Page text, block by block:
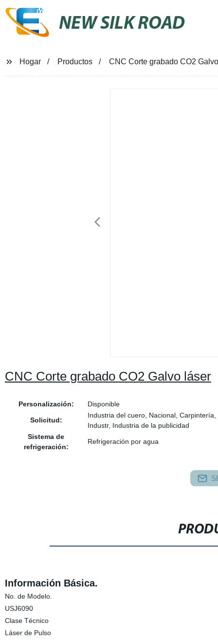
NEW SILK ROAD
Hogar Productos CNC Corte grabado CO2
CNC Corte grabado CO2 Galvo láser
Personalización: Disponible
Solicitud:
Industria del cuero, Nacional,
Industr, Industria de la publicidad
Sistema de
refrigeración:
Refrigeración por agua
Información Básica.
No. de Modelo.
USJ6090
Clase Técnico
Láser de Pulso